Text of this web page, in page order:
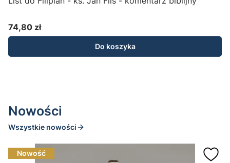
Cena
74,80 zł
Do koszyka
Nowości
Wszystkie nowości
Nowość